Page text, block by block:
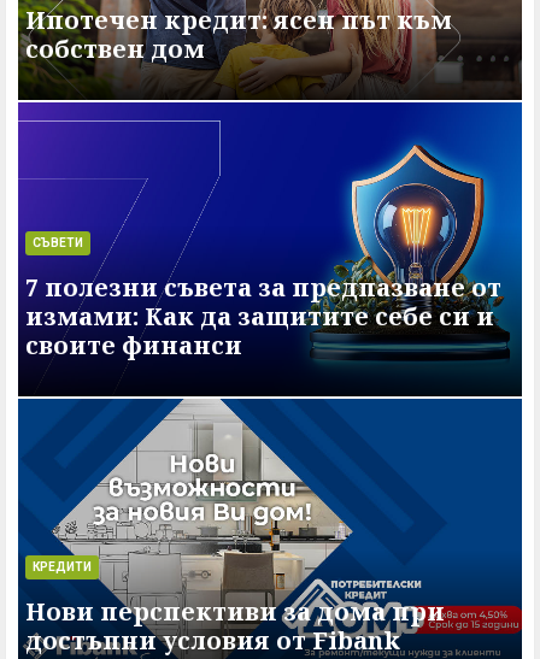
Ипотечен кредит: ясен път към
собствен дом
СЪВЕТИ
7 полезни съвета за предпазване от
измами: Как да защитите себе си и
своите финанси
КРЕДИТИ
Нови перспективи за дома при
достъпни условия от Fibank